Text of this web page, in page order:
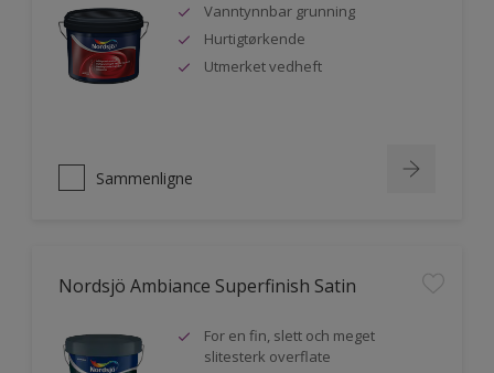
Vanntynnbar grunning
Hurtigtørkende
Utmerket vedheft
Sammenligne
Nordsjö Ambiance Superfinish Satin
For en fin, slett och meget
slitesterk overflate